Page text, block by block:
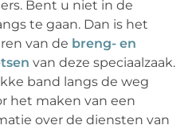
Bent u niet in de
te gaan. Dan is het
van de breng- en
van deze speciaalzaak.
band langs de weg
het maken van een
over de diensten van